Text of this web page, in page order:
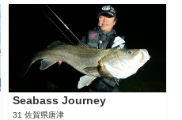
Seabass Journey
31 佐賀県唐津